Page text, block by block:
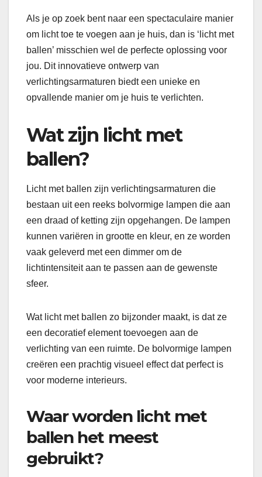
Als je op zoek bent naar een spectaculaire manier
om licht toe te voegen aan je huis, dan is ‘licht met
ballen’ misschien wel de perfecte oplossing voor
jou. Dit innovatieve ontwerp van
verlichtingsarmaturen biedt een unieke en
opvallende manier om je huis te verlichten.
Wat zijn licht met
ballen?
Licht met ballen zijn verlichtingsarmaturen die
bestaan uit een reeks bolvormige lampen die aan
een draad of ketting zijn opgehangen. De lampen
kunnen variëren in grootte en kleur, en ze worden
vaak geleverd met een dimmer om de
lichtintensiteit aan te passen aan de gewenste
sfeer.
Wat licht met ballen zo bijzonder maakt, is dat ze
een decoratief element toevoegen aan de
verlichting van een ruimte. De bolvormige lampen
creëren een prachtig visueel effect dat perfect is
voor moderne interieurs.
Waar worden licht met
ballen het meest
gebruikt?